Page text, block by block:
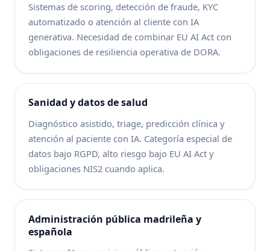
Sistemas de scoring, detección de fraude, KYC
automatizado o atención al cliente con IA
generativa. Necesidad de combinar EU AI Act con
obligaciones de resiliencia operativa de DORA.
Sanidad y datos de salud
Diagnóstico asistido, triage, predicción clínica y
atención al paciente con IA. Categoría especial de
datos bajo RGPD, alto riesgo bajo EU AI Act y
obligaciones NIS2 cuando aplica.
Administración pública madrileña y
española